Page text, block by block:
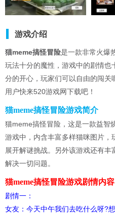
游戏介绍
猫meme搞怪冒险是一款非常火爆
玩法十分的魔性，游戏中的剧情
分的开心，玩家们可以自由的闯关
用户快来520游戏网下载吧！
猫meme搞怪冒险游戏简介
猫meme搞怪冒险，这是一款益智
游戏中，内含丰富多样猫咪图片
展开解谜挑战。另外该游戏还有
解决一切问题。
猫meme搞怪冒险游戏剧情内容
剧情一：
女友：今天中午我们去吃什么呀?